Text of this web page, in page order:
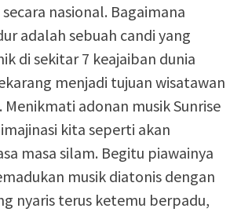
nasional. Bagaimana
adalah sebuah candi yang
di sekitar 7 keajaiban dunia
menjadi tujuan wisatawan
Menikmati adonan musik Sunrise
kita seperti akan
masa silam. Begitu piawainya
musik diatonis dengan
nyaris terus ketemu berpadu,